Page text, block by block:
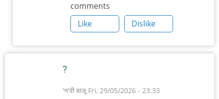
…
by
'न'वी
बाजू
comments
Like
Dislike
?
'न'वी बाजूFri, 29/05/2026 - 23:33